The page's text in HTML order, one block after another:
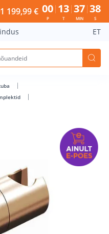
GOLD - Bauhof has
199,99 € 00
P
13
T
37
MIN
38
S
ET